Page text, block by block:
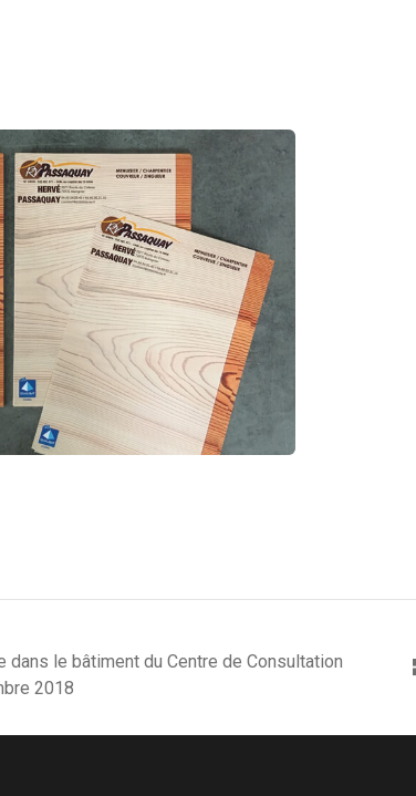
dans le bâtiment du Centre de Consultation
2018